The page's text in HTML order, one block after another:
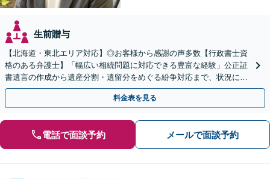
生前贈与
【北海道・東北エリア対応】◎お客様から感謝の声多数【行政書士資
格のある弁護士】「幅広い相続問題に対応できる豊富な経験」公正証
書遺言の作成から遺産分割・遺留分をめぐる紛争対応まで、状況に応
じた最適な方法をご提案します【夜間相談可】
料金表を見る
電話で面談予約 メールで面談予約